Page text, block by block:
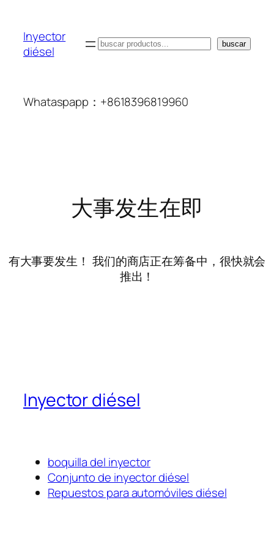
Inyector
diésel
搜
buscar
Whataspapp：+8618396819960
大事发生在即
有大事要发生！ 我们的商店正在筹备中，很快就会
推出！
Inyector diésel
boquilla del inyector
Conjunto de inyector diésel
Repuestos para automóviles diésel